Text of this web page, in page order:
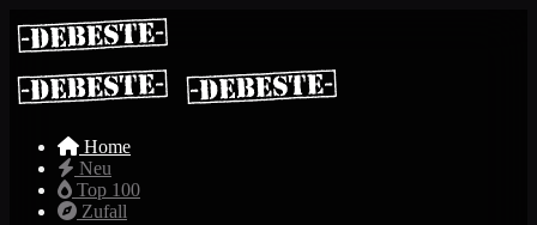
Home
Neu
Top 100
Zufall